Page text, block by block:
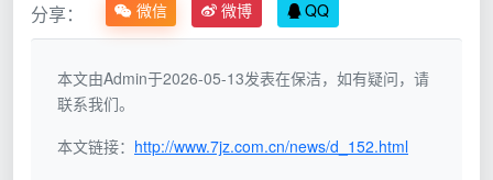
色 配套保洁巾上门。相比市面上有些仅凭个人习惯做清
危区。这种针对性的分区操作，自带专业防污逻辑，从
根源上隔绝了厨房的重油污流向卧室的风险。
分享： 微信 微博 QQ
本文由Admin于2026-05-13发表在保洁，如有疑问，请
联系我们。
本文链接： http://www.7jz.com.cn/news/d_152.html